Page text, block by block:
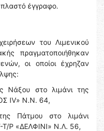
έγγραφο.
του Λιμενικού
πραγματοποιήθηκαν
οι οποίοι έχρηζαν
Νάξου στο λιμάνι της
ΙV» Ν.Ν. 64,
Πάτμου στο λιμάνι
Τ/Ρ «ΔΕΛΦΙΝΙ» Ν.Λ. 56,